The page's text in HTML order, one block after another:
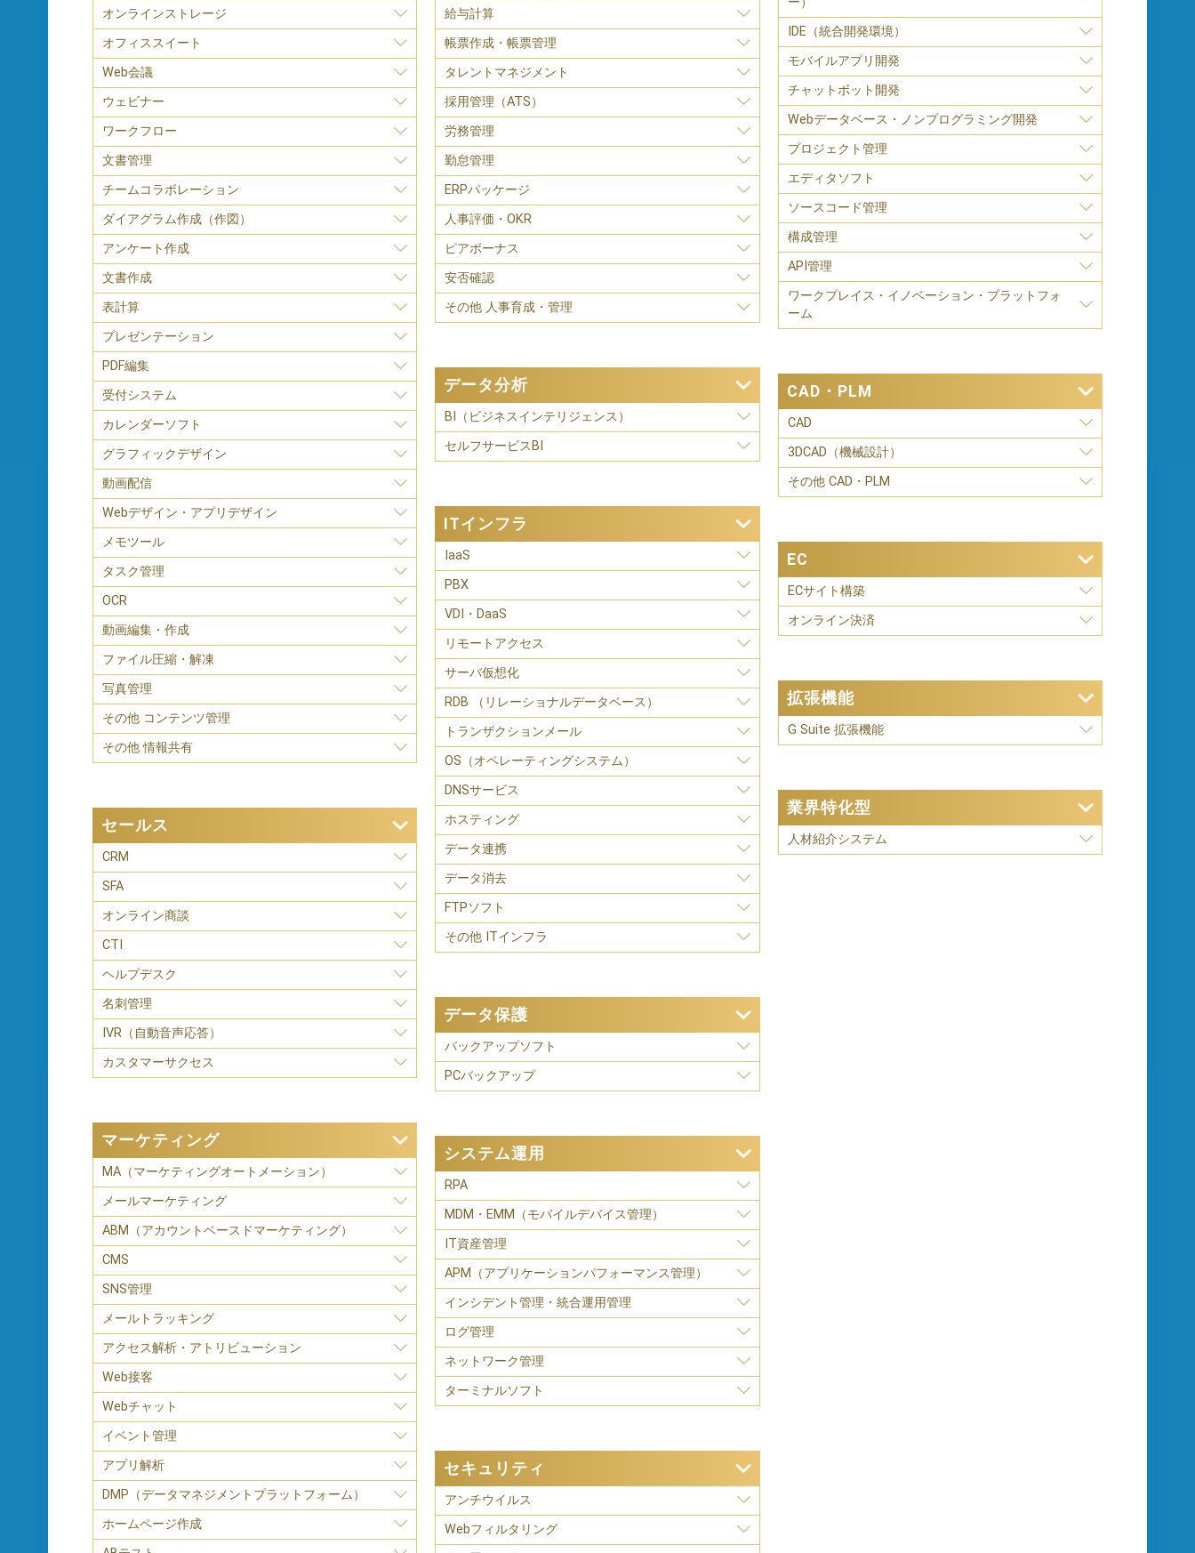
オンラインストレージ
オフィススイート
Web会議
ウェビナー
ワークフロー
文書管理
チームコラボレーション
ダイアグラム作成（作図）
アンケート作成
文書作成
表計算
プレゼンテーション
PDF編集
受付システム
カレンダーソフト
グラフィックデザイン
動画配信
Webデザイン・アプリデザイン
メモツール
タスク管理
OCR
動画編集・作成
ファイル圧縮・解凍
写真管理
その他 コンテンツ管理
その他 情報共有
セールス
CRM
SFA
オンライン商談
CTI
ヘルプデスク
名刺管理
IVR（自動音声応答）
カスタマーサクセス
マーケティング
MA（マーケティングオートメーション）
メールマーケティング
ABM（アカウントベースドマーケティング）
CMS
SNS管理
メールトラッキング
アクセス解析・アトリビューション
Web接客
Webチャット
イベント管理
アプリ解析
DMP（データマネジメントプラットフォーム）
ホームページ作成
給与計算
帳票作成・帳票管理
タレントマネジメント
採用管理（ATS）
労務管理
勤怠管理
ERPパッケージ
人事評価・OKR
ピアボーナス
安否確認
その他 人事育成・管理
データ分析
BI（ビジネスインテリジェンス）
セルフサービスBI
ITインフラ
IaaS
PBX
VDI・DaaS
リモートアクセス
サーバ仮想化
RDB （リレーショナルデータベース）
トランザクションメール
OS（オペレーティングシステム）
DNSサービス
ホスティング
データ連携
データ消去
FTPソフト
その他 ITインフラ
データ保護
バックアップソフト
PCバックアップ
システム運用
RPA
MDM・EMM（モバイルデバイス管理）
IT資産管理
APM（アプリケーションパフォーマンス管理）
インシデント管理・統合運用管理
ログ管理
ネットワーク管理
ターミナルソフト
セキュリティ
アンチウイルス
Webフィルタリング
IDE（統合開発環境）
モバイルアプリ開発
チャットボット開発
Webデータベース・ノンプログラミング開発
プロジェクト管理
エディタソフト
ソースコード管理
構成管理
API管理
ワークプレイス・イノベーション・プラットフォ
ーム
CAD・PLM
CAD
3DCAD（機械設計）
その他 CAD・PLM
EC
ECサイト構築
オンライン決済
拡張機能
G Suite 拡張機能
業界特化型
人材紹介システム